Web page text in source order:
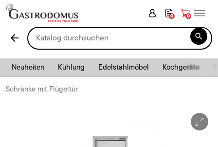
0 0
arrow_back 
Neuheiten Kühlung Edelstahlmöbel Kochgeräte
Schränke mit Flügeltür